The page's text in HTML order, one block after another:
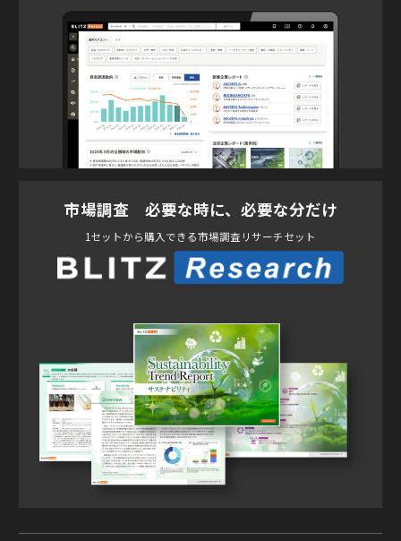
市場調査 必要な時に、必要な分だけ
1セットから購入できる市場調査リサーチセット